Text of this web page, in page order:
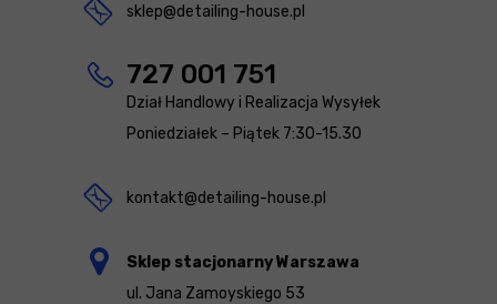
sklep@detailing-house.pl
727 001 751
Dział Handlowy i Realizacja Wysyłek
Poniedziałek – Piątek 7:30-15.30
kontakt@detailing-house.pl
Sklep stacjonarny Warszawa
ul. Jana Zamoyskiego 53